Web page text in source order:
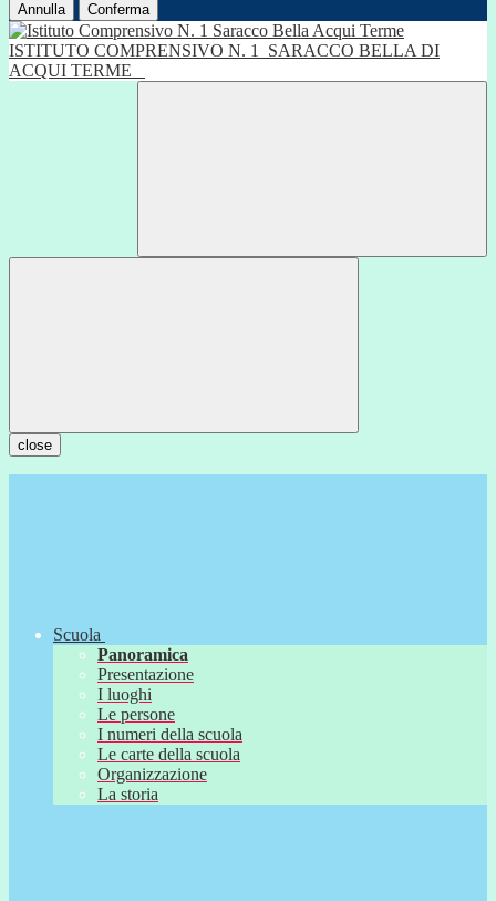
Annulla Conferma
ISTITUTO COMPRENSIVO N. 1
SARACCO BELLA DI
ACQUI TERME
close
Scuola
Panoramica
Presentazione
I luoghi
Le persone
I numeri della scuola
Le carte della scuola
Organizzazione
La storia